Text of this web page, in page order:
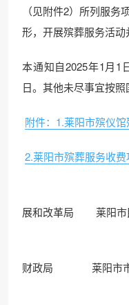
（见附件2）所列服
形，开展殡葬服务活动
本通知自2025年1月1
日。其他未尽事宜按照
附件：1.莱阳市殡仪
2.莱阳市殡葬服务收
莱
展和改革局 莱阳市
莱
财政局 莱阳市市